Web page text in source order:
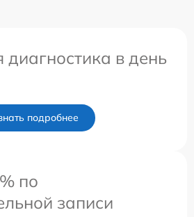
диагностика в день
подробнее
по
записи